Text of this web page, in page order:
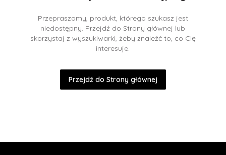
Przepraszamy, produkt, którego szukasz jest
niedostępny. Przejdź do Strony głównej lub
skorzystaj z wyszukiwarki, żeby znaleźć to, co Cię
interesuje.
Przejdź do Strony głównej